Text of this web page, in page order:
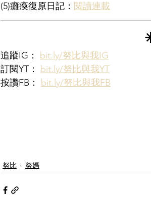
(5)癱瘓復原日記： 閱讀連載
追蹤IG： bit.ly/努比與我IG
訂閱YT： bit.ly/努比與我YT
按讚FB： bit.ly/努比與我FB
努比 努媽